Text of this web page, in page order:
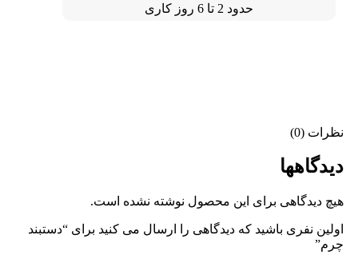
حدود 2 تا 6 روز کاری
نظرات (0)
دیدگاهها
هیچ دیدگاهی برای این محصول نوشته نشده است.
اولین نفری باشید که دیدگاهی را ارسال می کنید برای “دستبند
چرم”